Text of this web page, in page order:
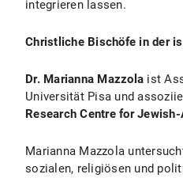
integrieren lassen.
Christliche Bischöfe in der
Dr. Marianna Mazzola ist
Universität Pisa und
Research Centre for
Marianna Mazzola
sozialen, religiösen und